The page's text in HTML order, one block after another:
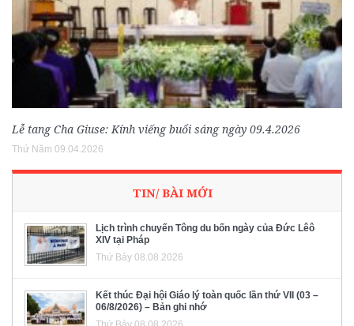
Lễ tang Cha Giuse: Kính viếng buổi sáng ngày 09.4.2026
Thứ Năm 09.04.2026
TIN/ BÀI MỚI
Lịch trình chuyến Tông du bốn ngày của Đức Lêô
XIV tại Pháp
Thứ Bảy 08.08.2026
Kết thúc Đại hội Giáo lý toàn quốc lần thứ VII (03 –
06/8/2026) – Bản ghi nhớ